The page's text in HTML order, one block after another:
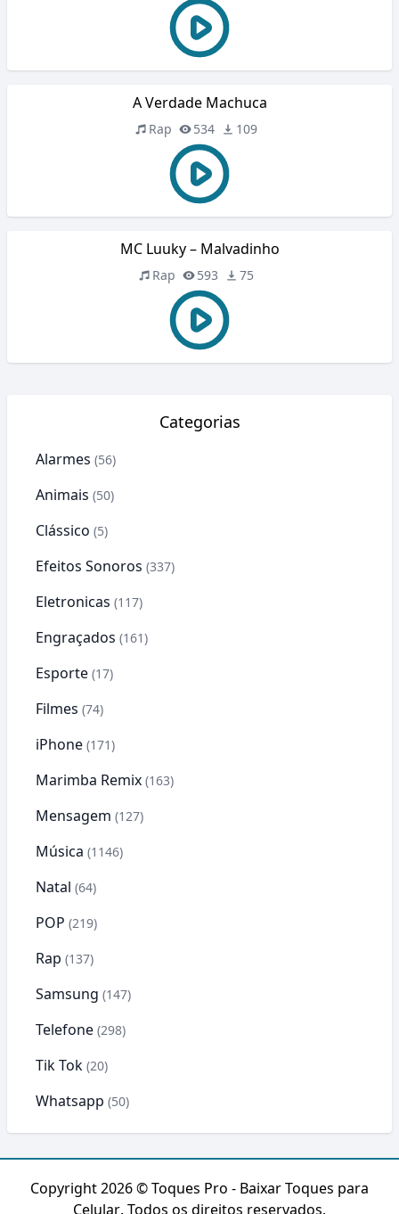
A Verdade Machuca
Rap 534 109
MC Luuky – Malvadinho
Rap 593 75
Categorias
Alarmes (56)
Animais (50)
Clássico (5)
Efeitos Sonoros (337)
Eletronicas (117)
Engraçados (161)
Esporte (17)
Filmes (74)
iPhone (171)
Marimba Remix (163)
Mensagem (127)
Música (1146)
Natal (64)
POP (219)
Rap (137)
Samsung (147)
Telefone (298)
Tik Tok (20)
Whatsapp (50)
Copyright 2026 ©Toques Pro - Baixar Toques para
Celular. Todos os direitos reservados.